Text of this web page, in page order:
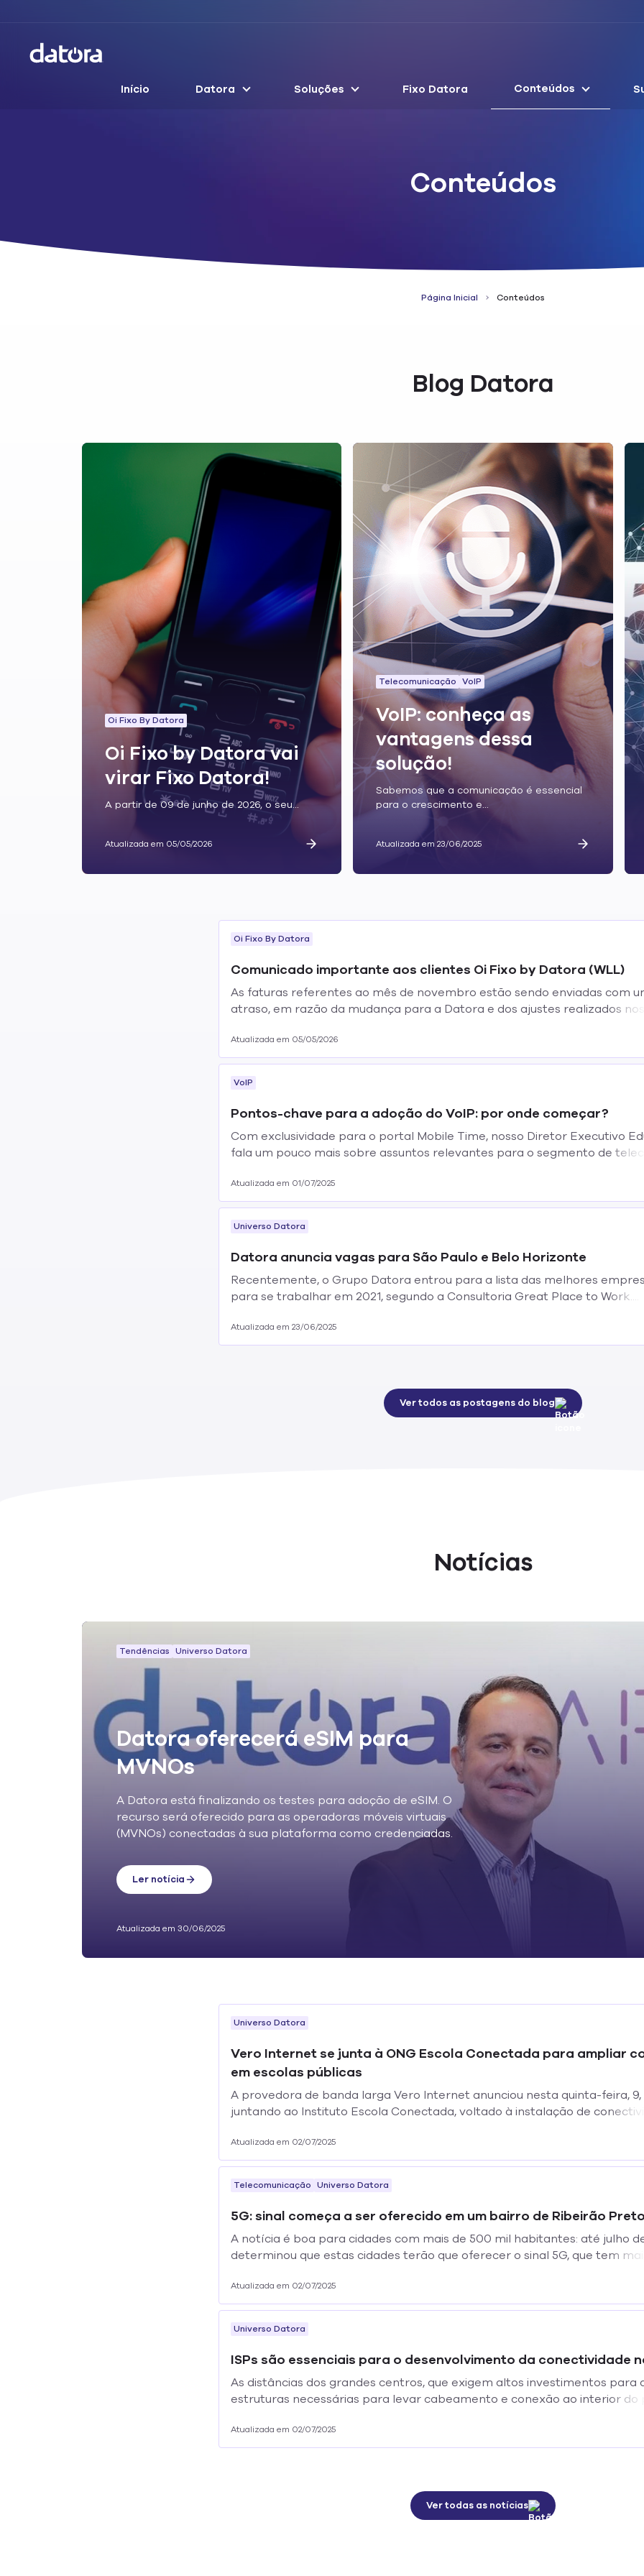
Início Datora Soluções Fixo Datora Conteúdos
Conteúdos
Página Inicial Conteúdos
Blog Datora
Oi Fixo By Datora
Oi Fixo by Datora vai
virar Fixo Datora!
A partir de 09 de junho de 2026, o seu...
Atualizada em 05/05/2026
Telecomunicação VoIP
VoIP: conheça as
vantagens dessa
solução!
Sabemos que a comunicação é essencial
para o crescimento e...
Atualizada em 23/06/2025
Oi Fixo By Datora
Comunicado importante aos clientes Oi Fixo by Datora (WLL)
As faturas referentes ao mês de novembro estão sendo enviadas com
atraso, em razão da mudança para a Datora e dos ajustes realizados
Atualizada em 05/05/2026
VoIP
Pontos-chave para a adoção do VoIP: por onde começar?
Com exclusividade para o portal Mobile Time, nosso Diretor Executivo
fala um pouco mais sobre assuntos relevantes para o segmento de
Atualizada em 01/07/2025
Universo Datora
Datora anuncia vagas para São Paulo e Belo Horizonte
Recentemente, o Grupo Datora entrou para a lista das melhores
para se trabalhar em 2021, segundo a Consultoria Great Place to Work....
Atualizada em 23/06/2025
Ver todos as postagens do blog
Notícias
Tendências Universo Datora
Datora oferecerá eSIM para
MVNOs
A Datora está finalizando os testes para adoção de eSIM. O
recurso será oferecido para as operadoras móveis virtuais
(MVNOs) conectadas à sua plataforma como credenciadas.
Ler notícia
Atualizada em 30/06/2025
Universo Datora
Vero Internet se junta à ONG Escola Conectada para ampliar
em escolas públicas
A provedora de banda larga Vero Internet anunciou nesta quinta-feira, 9,
juntando ao Instituto Escola Conectada, voltado à instalação de
Atualizada em 02/07/2025
Telecomunicação Universo Datora
5G: sinal começa a ser oferecido em um bairro de Ribeirão Preto
A notícia é boa para cidades com mais de 500 mil habitantes: até julho
determinou que estas cidades terão que oferecer o sinal 5G, que tem
cidade.
Atualizada em 02/07/2025
Universo Datora
ISPs são essenciais para o desenvolvimento da conectividade
As distâncias dos grandes centros, que exigem altos investimentos para
estruturas necessárias para levar cabeamento e conexão ao interior do
médias operadoras nessas regiões.
Atualizada em 02/07/2025
Ver todas as notícias